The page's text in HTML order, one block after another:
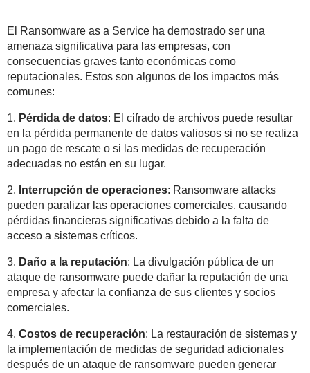
El Ransomware as a Service ha demostrado ser una
amenaza significativa para las empresas, con
consecuencias graves tanto económicas como
reputacionales. Estos son algunos de los impactos más
comunes:
1. Pérdida de datos: El cifrado de archivos puede resultar
en la pérdida permanente de datos valiosos si no se realiza
un pago de rescate o si las medidas de recuperación
adecuadas no están en su lugar.
2. Interrupción de operaciones: Ransomware attacks
pueden paralizar las operaciones comerciales, causando
pérdidas financieras significativas debido a la falta de
acceso a sistemas críticos.
3. Daño a la reputación: La divulgación pública de un
ataque de ransomware puede dañar la reputación de una
empresa y afectar la confianza de sus clientes y socios
comerciales.
4. Costos de recuperación: La restauración de sistemas y
la implementación de medidas de seguridad adicionales
después de un ataque de ransomware pueden generar